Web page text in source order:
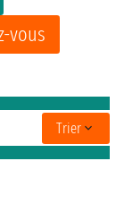
vous
Trier